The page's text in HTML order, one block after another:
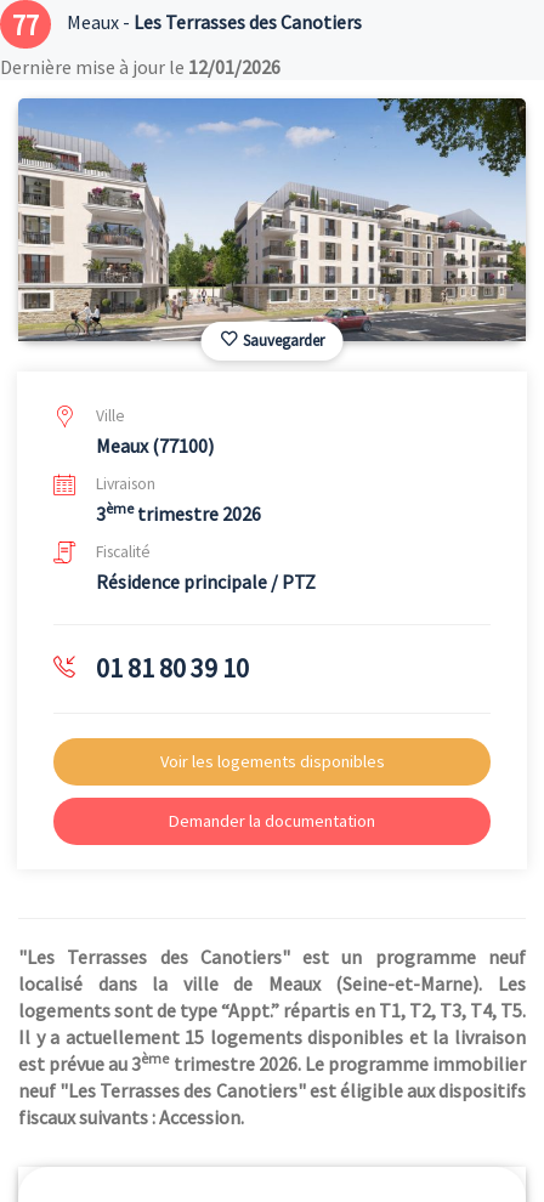
77 Meaux - Les Terrasses des Canotiers
Dernière mise à jour le 12/01/2026
Sauvegarder
Ville
Meaux (77100)
Livraison
3èmetrimestre 2026
Fiscalité
Résidence principale / PTZ
01 81 80 39 10
Voir les logements disponibles
Demander la documentation
"Les Terrasses des Canotiers" est un programme neuf
localisé dans la ville de Meaux (Seine-et-Marne). Les
logements sont de type “Appt.” répartis en T1, T2, T3, T4, T5.
Il y a actuellement 15 logements disponibles et la livraison
est prévue au 3èmetrimestre 2026. Le programme immobilier
neuf "Les Terrasses des Canotiers" est éligible aux dispositifs
fiscaux suivants : Accession.